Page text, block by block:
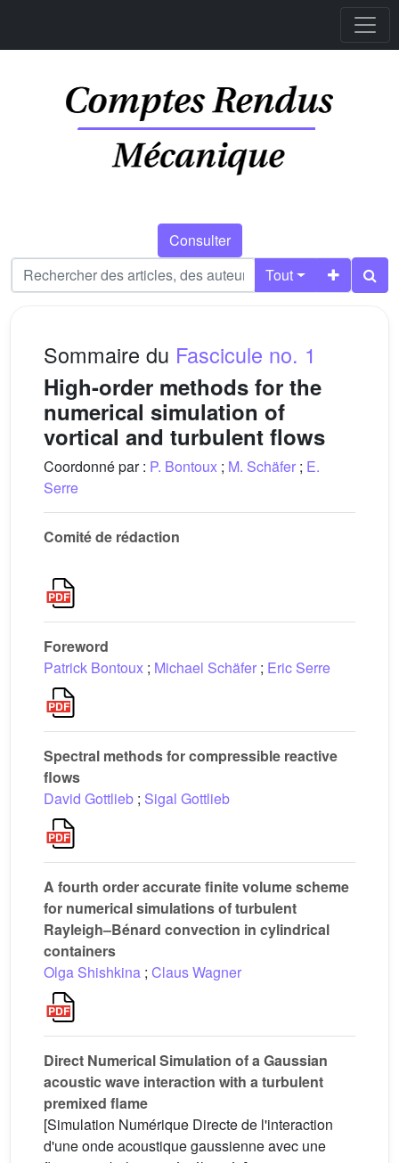
Consulter
Tout
Sommaire du Fascicule no. 1
High-order methods for the
numerical simulation of
vortical and turbulent flows
Coordonné par : P. Bontoux ; M. Schäfer ; E.
Serre
Comité de rédaction
Foreword
Patrick Bontoux ; Michael Schäfer ; Eric Serre
Spectral methods for compressible reactive
flows
David Gottlieb ; Sigal Gottlieb
A fourth order accurate finite volume scheme
for numerical simulations of turbulent
Rayleigh–Bénard convection in cylindrical
containers
Olga Shishkina ; Claus Wagner
Direct Numerical Simulation of a Gaussian
acoustic wave interaction with a turbulent
premixed flame
[Simulation Numérique Directe de l'interaction
d'une onde acoustique gaussienne avec une